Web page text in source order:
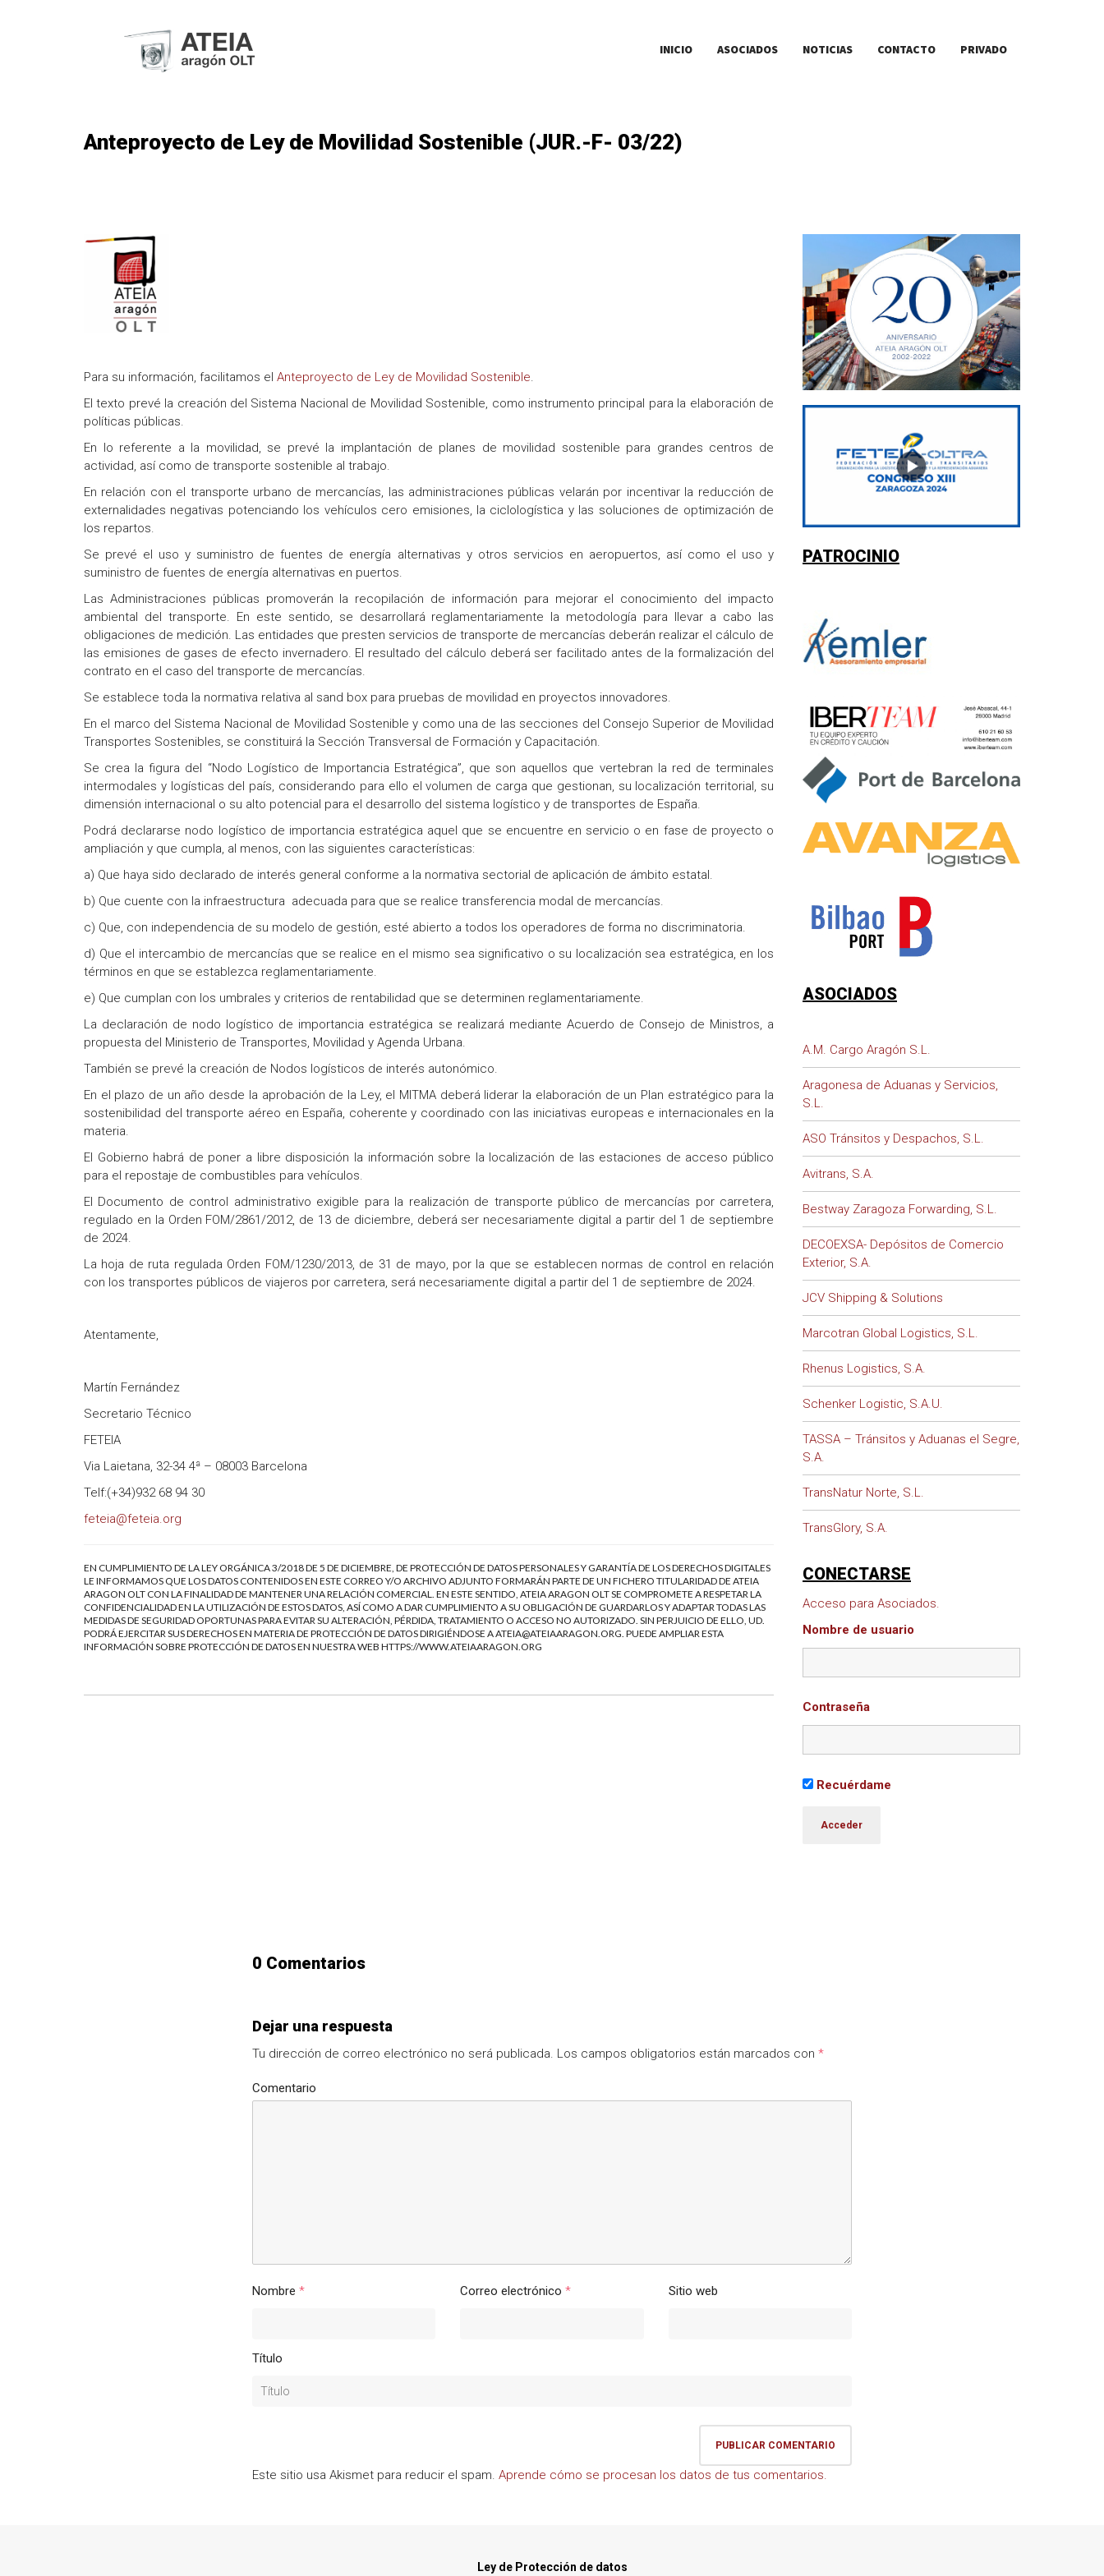
INICIO ASOCIADOS NOTICIAS CONTACTO PRIVADO
Anteproyecto de Ley de Movilidad Sostenible (JUR.-F- 03/22)
Para su información, facilitamos el Anteproyecto de Ley de Movilidad Sostenible.
El texto prevé la creación del Sistema Nacional de Movilidad Sostenible, como instrumento principal para la elaboración de
políticas públicas.
En lo referente a la movilidad, se prevé la implantación de planes de movilidad sostenible para grandes centros de
actividad, así como de transporte sostenible al trabajo.
En relación con el transporte urbano de mercancías, las administraciones públicas velarán por incentivar la reducción de
externalidades negativas potenciando los vehículos cero emisiones, la ciclologística y las soluciones de optimización de
los repartos.
Se prevé el uso y suministro de fuentes de energía alternativas y otros servicios en aeropuertos, así como el uso y
suministro de fuentes de energía alternativas en puertos.
Las Administraciones públicas promoverán la recopilación de información para mejorar el conocimiento del impacto
ambiental del transporte. En este sentido, se desarrollará reglamentariamente la metodología para llevar a cabo las
obligaciones de medición. Las entidades que presten servicios de transporte de mercancías deberán realizar el cálculo de
las emisiones de gases de efecto invernadero. El resultado del cálculo deberá ser facilitado antes de la formalización del
contrato en el caso del transporte de mercancías.
Se establece toda la normativa relativa al sand box para pruebas de movilidad en proyectos innovadores.
En el marco del Sistema Nacional de Movilidad Sostenible y como una de las secciones del Consejo Superior de Movilidad
Transportes Sostenibles, se constituirá la Sección Transversal de Formación y Capacitación.
Se crea la figura del “Nodo Logístico de Importancia Estratégica”, que son aquellos que vertebran la red de terminales
intermodales y logísticas del país, considerando para ello el volumen de carga que gestionan, su localización territorial, su
dimensión internacional o su alto potencial para el desarrollo del sistema logístico y de transportes de España.
Podrá declararse nodo logístico de importancia estratégica aquel que se encuentre en servicio o en fase de proyecto o
ampliación y que cumpla, al menos, con las siguientes características:
a) Que haya sido declarado de interés general conforme a la normativa sectorial de aplicación de ámbito estatal.
b) Que cuente con la infraestructura adecuada para que se realice transferencia modal de mercancías.
c) Que, con independencia de su modelo de gestión, esté abierto a todos los operadores de forma no discriminatoria.
d) Que el intercambio de mercancías que se realice en el mismo sea significativo o su localización sea estratégica, en los
términos en que se establezca reglamentariamente.
e) Que cumplan con los umbrales y criterios de rentabilidad que se determinen reglamentariamente.
La declaración de nodo logístico de importancia estratégica se realizará mediante Acuerdo de Consejo de Ministros, a
propuesta del Ministerio de Transportes, Movilidad y Agenda Urbana.
También se prevé la creación de Nodos logísticos de interés autonómico.
En el plazo de un año desde la aprobación de la Ley, el MITMA deberá liderar la elaboración de un Plan estratégico para la
sostenibilidad del transporte aéreo en España, coherente y coordinado con las iniciativas europeas e internacionales en la
materia.
El Gobierno habrá de poner a libre disposición la información sobre la localización de las estaciones de acceso público
para el repostaje de combustibles para vehículos.
El Documento de control administrativo exigible para la realización de transporte público de mercancías por carretera,
regulado en la Orden FOM/2861/2012, de 13 de diciembre, deberá ser necesariamente digital a partir del 1 de septiembre
de 2024.
La hoja de ruta regulada Orden FOM/1230/2013, de 31 de mayo, por la que se establecen normas de control en relación
con los transportes públicos de viajeros por carretera, será necesariamente digital a partir del 1 de septiembre de 2024.
Atentamente,
Martín Fernández
Secretario Técnico
FETEIA
Via Laietana, 32-34 4ª – 08003 Barcelona
Telf:(+34)932 68 94 30
feteia@feteia.org
EN CUMPLIMIENTO DE LA LEY ORGÁNICA 3/2018 DE 5 DE DICIEMBRE, DE PROTECCIÓN DE DATOS PERSONALES Y GARANTÍA DE LOS DERECHOS DIGITALES
LE INFORMAMOS QUE LOS DATOS CONTENIDOS EN ESTE CORREO Y/O ARCHIVO ADJUNTO FORMARÁN PARTE DE UN FICHERO TITULARIDAD DE ATEIA
ARAGON OLT CON LA FINALIDAD DE MANTENER UNA RELACIÓN COMERCIAL. EN ESTE SENTIDO, ATEIA ARAGON OLT SE COMPROMETE A RESPETAR LA
CONFIDENCIALIDAD EN LA UTILIZACIÓN DE ESTOS DATOS, ASÍ COMO A DAR CUMPLIMIENTO A SU OBLIGACIÓN DE GUARDARLOS Y ADAPTAR TODAS LAS
MEDIDAS DE SEGURIDAD OPORTUNAS PARA EVITAR SU ALTERACIÓN, PÉRDIDA, TRATAMIENTO O ACCESO NO AUTORIZADO. SIN PERJUICIO DE ELLO, UD.
PODRÁ EJERCITAR SUS DERECHOS EN MATERIA DE PROTECCIÓN DE DATOS DIRIGIÉNDOSE AATEIA@ATEIAARAGON.ORG. PUEDE AMPLIAR ESTA
INFORMACIÓN SOBRE PROTECCIÓN DE DATOS EN NUESTRA WEB HTTPS://WWW.ATEIAARAGON.ORG
PATROCINIO
ASOCIADOS
A.M. Cargo Aragón S.L.
Aragonesa de Aduanas y Servicios,
S.L.
ASO Tránsitos y Despachos, S.L.
Avitrans, S.A.
Bestway Zaragoza Forwarding, S.L.
DECOEXSA- Depósitos de Comercio
Exterior, S.A.
JCV Shipping & Solutions
Marcotran Global Logistics, S.L.
Rhenus Logistics, S.A.
Schenker Logistic, S.A.U.
TASSA – Tránsitos y Aduanas el Segre,
S.A.
TransNatur Norte, S.L.
TransGlory, S.A.
CONECTARSE
Acceso para Asociados.
Nombre de usuario
Contraseña
Recuérdame
0 Comentarios
Dejar una respuesta
Tu dirección de correo electrónico no será publicada. Los campos obligatorios están marcados con *
Comentario
Nombre * Correo electrónico * Sitio web
Título
Este sitio usa Akismet para reducir el spam. Aprende cómo se procesan los datos de tus comentarios.
Ley de Protección de datos